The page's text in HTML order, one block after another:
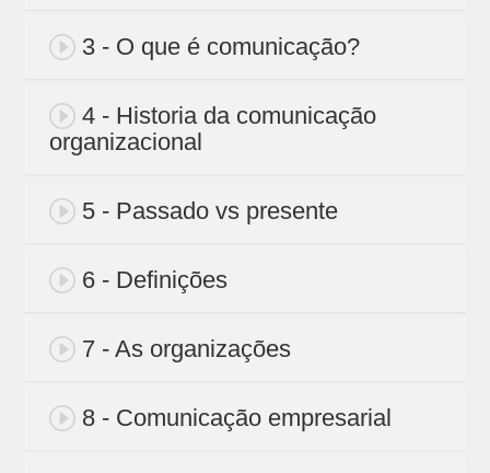
3 - O que é comunicação?
4 - Historia da comunicação
organizacional
5 - Passado vs presente
6 - Definições
7 - As organizações
8 - Comunicação empresarial